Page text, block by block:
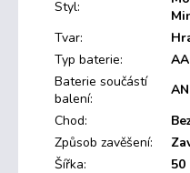
Styl:
Tvar:
Typ baterie:
AA
Baterie součástí
balení:
Chod:
Způsob zavěšení:
Šířka:
50